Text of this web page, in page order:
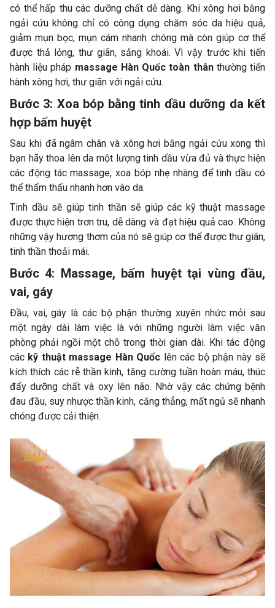
có thể hấp thu các dưỡng chất dễ dàng. Khi xông hơi bằng
ngải cứu không chỉ có công dụng chăm sóc da hiệu quả,
giảm mụn bọc, mụn cám nhanh chóng mà còn giúp cơ thể
được thả lỏng, thư giãn, sảng khoái. Vì vậy trước khi tiến
hành liệu pháp massage Hàn Quốc toàn thânthường tiến
hành xông hơi, thư giãn với ngải cứu.
Bước 3: Xoa bóp bằng tinh dầu dưỡng da kết
hợp bấm huyệt
Sau khi đã ngâm chân và xông hơi bằng ngải cứu xong thì
bạn hãy thoa lên da một lượng tinh dầu vừa đủ và thực hiện
các động tác massage, xoa bóp nhẹ nhàng để tinh dầu có
thể thẩm thấu nhanh hơn vào da.
Tinh dầu sẽ giúp tinh thần sẽ giúp các kỹ thuật massage
được thực hiện trơn tru, dễ dàng và đạt hiệu quả cao. Không
những vậy hương thơm của nó sẽ giúp cơ thể được thư giãn,
tinh thần thoải mái.
Bước 4: Massage, bấm huyệt tại vùng đầu,
vai, gáy
Đầu, vai, gáy là các bộ phận thường xuyên nhức mỏi sau
một ngày dài làm việc là với những người làm việc văn
phòng phải ngồi một chỗ trong thời gian dài. Khi tác động
các kỹ thuật massage Hàn Quốc lên các bộ phận này sẽ
kích thích các rễ thần kinh, tăng cường tuần hoàn máu, thúc
đẩy dưỡng chất và oxy lên não. Nhờ vậy các chứng bệnh
đau đầu, suy nhược thần kinh, căng thẳng, mất ngủ sẽ nhanh
chóng được cải thiện.